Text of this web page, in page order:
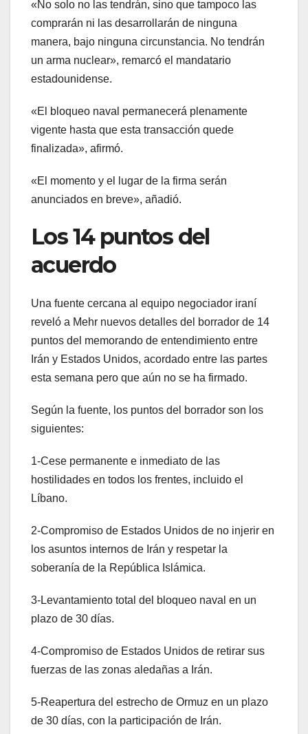
«No solo no las tendrán, sino que tampoco las
comprarán ni las desarrollarán de ninguna
manera, bajo ninguna circunstancia. No tendrán
un arma nuclear», remarcó el mandatario
estadounidense.
«El bloqueo naval permanecerá plenamente
vigente hasta que esta transacción quede
finalizada», afirmó.
«El momento y el lugar de la firma serán
anunciados en breve», añadió.
Los 14 puntos del
acuerdo
Una fuente cercana al equipo negociador iraní
reveló a Mehr nuevos detalles del borrador de 14
puntos del memorando de entendimiento entre
Irán y Estados Unidos, acordado entre las partes
esta semana pero que aún no se ha firmado.
Según la fuente, los puntos del borrador son los
siguientes:
1-Cese permanente e inmediato de las
hostilidades en todos los frentes, incluido el
Líbano.
2-Compromiso de Estados Unidos de no injerir en
los asuntos internos de Irán y respetar la
soberanía de la República Islámica.
3-Levantamiento total del bloqueo naval en un
plazo de 30 días.
4-Compromiso de Estados Unidos de retirar sus
fuerzas de las zonas aledañas a Irán.
5-Reapertura del estrecho de Ormuz en un plazo
de 30 días, con la participación de Irán.